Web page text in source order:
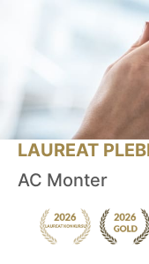
LAUREAT
AC Monter